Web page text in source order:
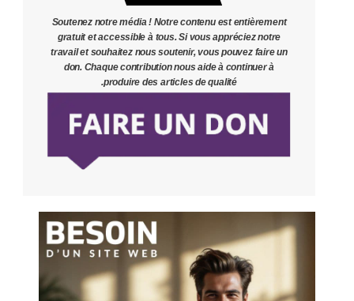
Soutenez notre média ! Notre contenu est entièrement
gratuit et accessible à tous. Si vous appréciez notre
travail et souhaitez nous soutenir, vous pouvez faire un
don. Chaque contribution nous aide à continuer à
produire des articles de qualité.